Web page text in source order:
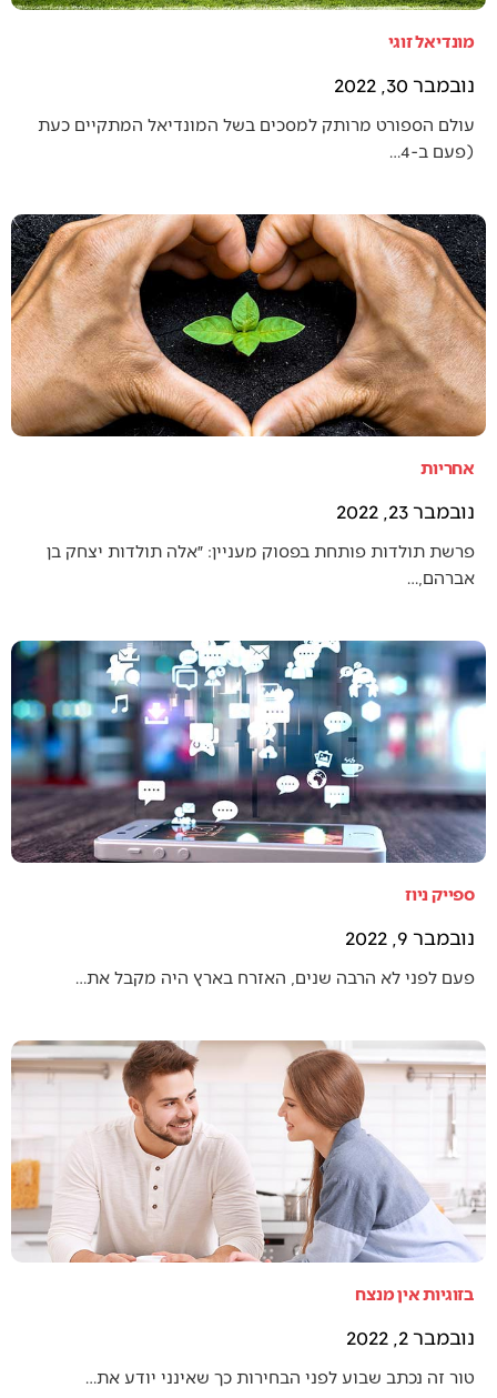
מונדיאל זוגי
נובמבר 30, 2022
עולם הספורט מרותק למסכים בשל המונדיאל המתקיים כעת
(פעם ב-4…
אחריות
נובמבר 23, 2022
פרשת תולדות פותחת בפסוק מעניין: ״אלה תולדות יצחק בן
אברהם,…
ספייק ניוז
נובמבר 9, 2022
פעם לפני לא הרבה שנים, האזרח בארץ היה מקבל את…
בזוגיות אין מנצח
נובמבר 2, 2022
טור זה נכתב שבוע לפני הבחירות כך שאינני יודע את…